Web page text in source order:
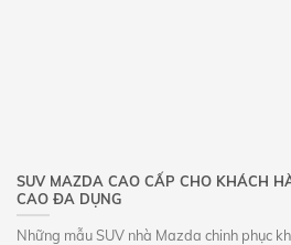
SUV MAZDA CAO CẤP CHO KHÁCH
CAO ĐA DỤNG
Những mẫu SUV nhà Mazda chinh phục